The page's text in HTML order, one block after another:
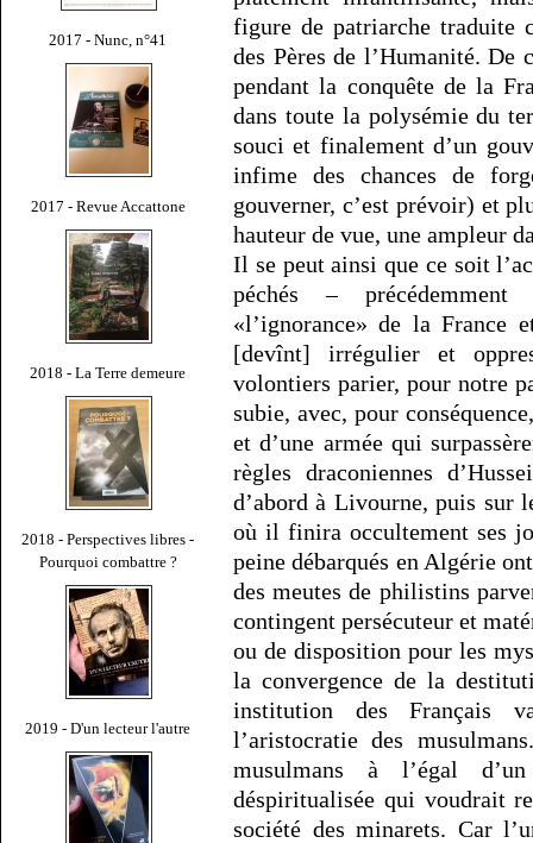
2017 - Nunc, n°41
2017 - Revue Accattone
2018 - La Terre demeure
2018 - Perspectives libres -
Pourquoi combattre ?
2019 - D'un lecteur l'autre
figure de patriarche traduite
des Pères de l’Humanité. De
pendant la conquête de la
dans toute la polysémie du
souci et finalement d’un
infime des chances de
gouverner, c’est prévoir) et
hauteur de vue, une ampleur
Il se peut ainsi que ce soit
péchés –
«l’ignorance» de la France
[devînt] irrégulier et
volontiers parier, pour notre
subie, avec, pour
et d’une armée qui
règles draconiennes
d’abord à Livourne, puis sur
où il finira occultement ses
peine débarqués en Algérie
des meutes de philistins
contingent persécuteur et
ou de disposition pour les
la convergence de la
institution des Français
l’aristocratie des
musulmans à l’égal
déspiritualisée qui voudrait
société des minarets. Car